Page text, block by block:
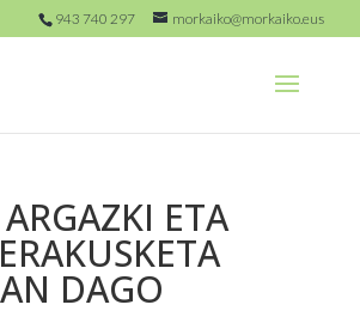
943 740 297 morkaiko@morkaiko.eus
ETA
DAGO